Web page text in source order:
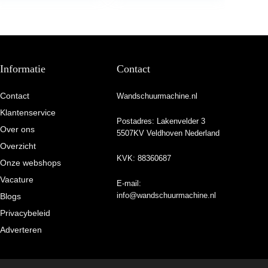
Informatie
Contact
Klantenservice
Over ons
Overzicht
Onze webshops
Vacature
Blogs
Privacybeleid
Adverteren
Contact
Wandschuurmachine.nl
Postadres: Lakenvelder 3
5507KV Veldhoven Nederland
KVK: 88360687
E-mail:
info@wandschuurmachine.nl